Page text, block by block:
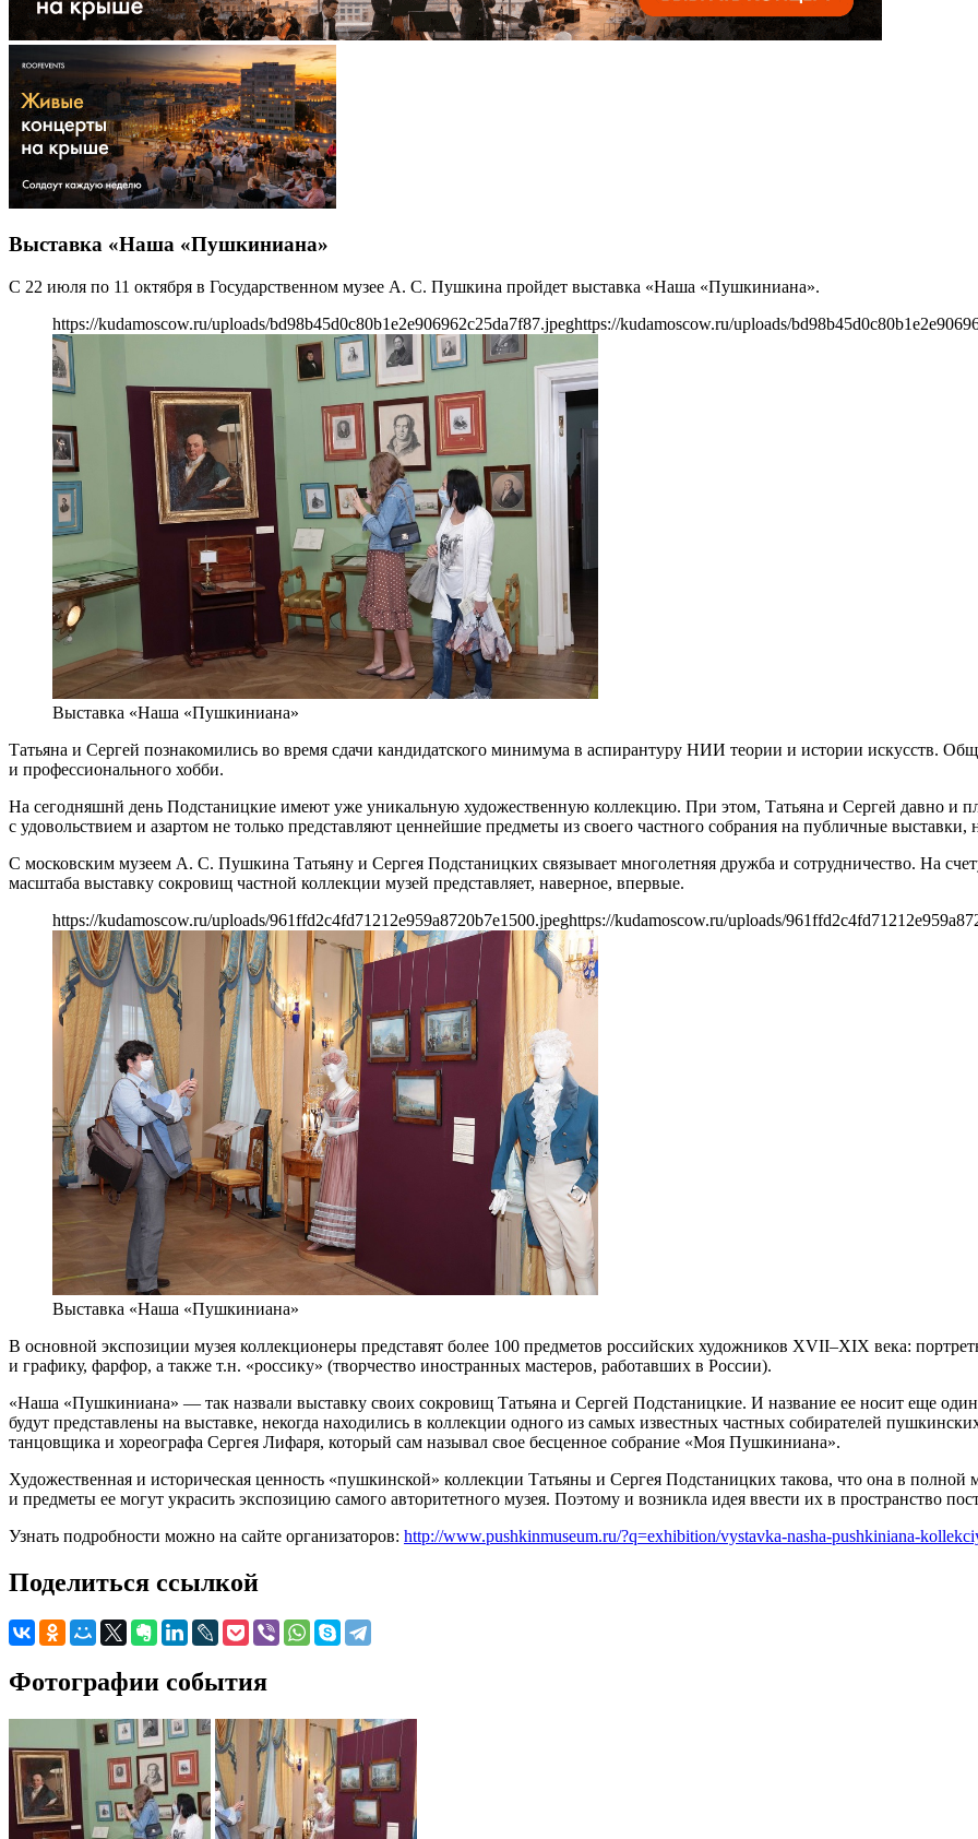
Выставка «Наша «Пушкиниана»
С 22 июля по 11 октября в Государственном музее А. С. Пушкина пройдет выставка «Наша «Пушкиниана».
https://kudamoscow.ru/uploads/bd98b45d0c80b1e2e906962c25da7f87.jpeghttps://kudamoscow.ru/uploads/
Выставка «Наша «Пушкиниана»
Татьяна и Сергей познакомились во время сдачи кандидатского минимума в аспирантуру НИИ теории и истории искусств.
и профессионального хобби.
На сегодняшнй день Подстаницкие имеют уже уникальную художественную коллекцию. При этом, Татьяна и Сергей давно и
с удовольствием и азартом не только представляют ценнейшие предметы из своего частного собрания на публичные выставки,
С московским музеем А. С. Пушкина Татьяну и Сергея Подстаницких связывает многолетняя дружба и сотрудничество. На
масштаба выставку сокровищ частной коллекции музей представляет, наверное, впервые.
https://kudamoscow.ru/uploads/961ffd2c4fd71212e959a8720b7e1500.jpeghttps://kudamoscow.ru/uploads/
Выставка «Наша «Пушкиниана»
В основной экспозиции музея коллекционеры представят более 100 предметов российских художников XVII–XIХ века:
и графику, фарфор, а также т.н. «россику» (творчество иностранных мастеров, работавших в России).
«Наша «Пушкиниана» — так назвали выставку своих сокровищ Татьяна и Сергей Подстаницкие. И название ее носит еще
будут представлены на выставке, некогда находились в коллекции одного из самых известных частных собирателей
танцовщика и хореографа Сергея Лифаря, который сам называл свое бесценное собрание «Моя Пушкиниана».
Художественная и историческая ценность «пушкинской» коллекции Татьяны и Сергея Подстаницких такова, что она в полной
и предметы ее могут украсить экспозицию самого авторитетного музея. Поэтому и возникла идея ввести их в пространство
Узнать подробности можно на сайте организаторов: http://www.pushkinmuseum.ru/?q=exhibition/vystavka-nasha-pushkiniana-
Поделиться ссылкой
Фотографии события